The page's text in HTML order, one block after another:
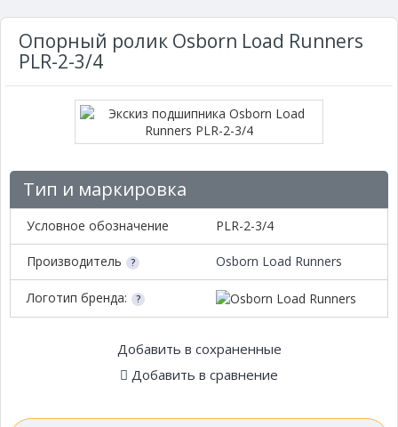
Опорный ролик Osborn Load Runners
PLR-2-3/4
Тип и маркировка
Условное обозначение PLR-2-3/4
Производитель Osborn Load Runners
Логотип бренда:
Добавить в сохраненные
Добавить в сравнение